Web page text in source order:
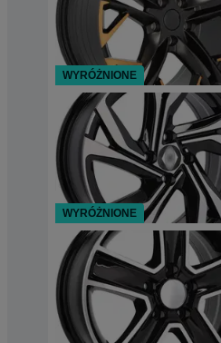
WYRÓŻNIONE
WYRÓŻNIONE